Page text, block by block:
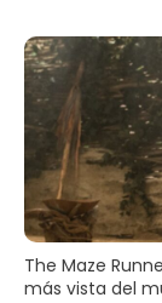
The Maze
más vista del